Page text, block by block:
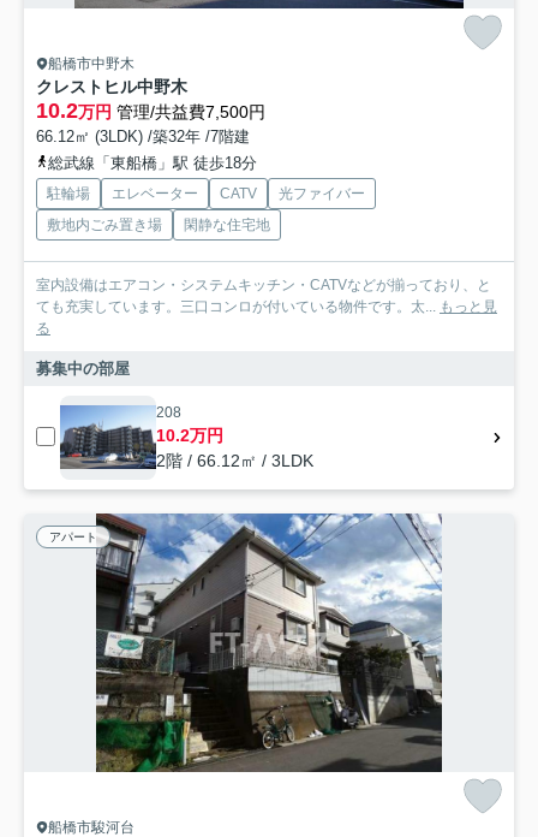
船橋市中野木
クレストヒル中野木
10.2万円 管理/共益費7,500円
66.12㎡ (3LDK) /築32年 /7階建
総武線「東船橋」駅 徒歩18分
駐輪場 エレベーター CATV
光ファイバー
敷地内ごみ置き場
閑静な住宅地
室内設備はエアコン・システムキッチン・CATVなどが揃っており、と
ても充実しています。三口コンロが付いている物件です。太...
もっと見
る
募集中の部屋
208
10.2万円
2階 / 66.12㎡ / 3LDK
アパート
船橋市駿河台